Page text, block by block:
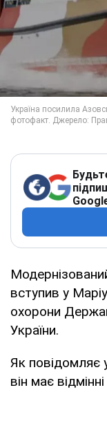
вступив у
охорони
України.
Як повідомляє
він має